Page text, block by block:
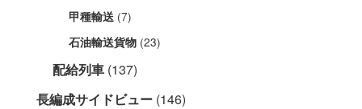
甲種輸送 (7)
石油輸送貨物 (23)
配給列車 (137)
長編成サイドビュー (146)